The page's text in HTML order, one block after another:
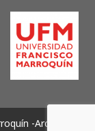
-Archivos